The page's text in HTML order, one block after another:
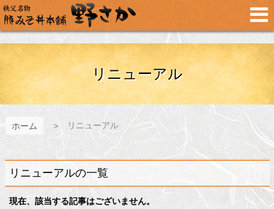
メ
イ
ン
コ
プ
リニューアル
ホーム リニューアル
リニューアルの一覧
現在、該当する記事はございません。